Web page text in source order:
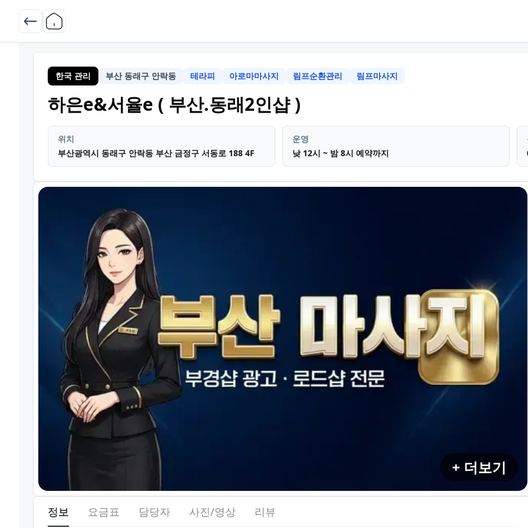
한국 관리 부산 동래구 안락동 테라피 아로마마사지 림프순환관리 림프마사지
하은e&서율e ( 부산.동래2인샵 )
위치
부산광역시 동래구 안락동 부산 금정구 서동로 188 4F
운영
낮 12시 ~ 밤 8시 예약까지
+ 더보기
정보 요금표 담당자 사진/영상 리뷰